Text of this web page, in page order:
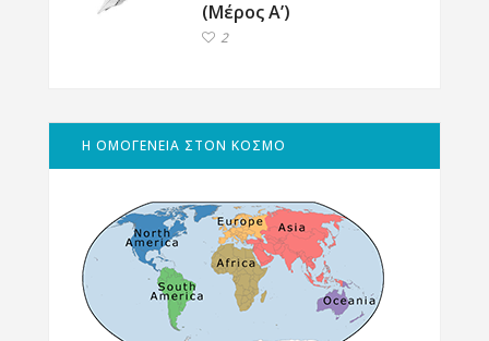
(Μέρος Α’)
2
Η ΟΜΟΓΕΝΕΙΑ ΣΤΟΝ ΚΟΣΜΟ